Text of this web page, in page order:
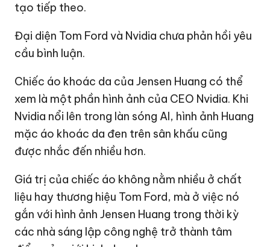
tạo tiếp theo.
Đại diện Tom Ford và Nvidia chưa phản hồi yêu
cầu bình luận.
Chiếc áo khoác da của Jensen Huang có thể
xem là một phần hình ảnh của CEO Nvidia. Khi
Nvidia nổi lên trong làn sóng AI, hình ảnh Huang
mặc áo khoác da đen trên sân khấu cũng
được nhắc đến nhiều hơn.
Giá trị của chiếc áo không nằm nhiều ở chất
liệu hay thương hiệu Tom Ford, mà ở việc nó
gắn với hình ảnh Jensen Huang trong thời kỳ
các nhà sáng lập công nghệ trở thành tâm